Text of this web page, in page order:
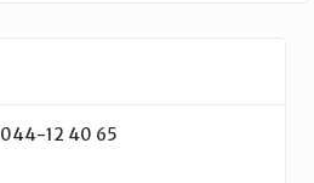
044-12 40 65